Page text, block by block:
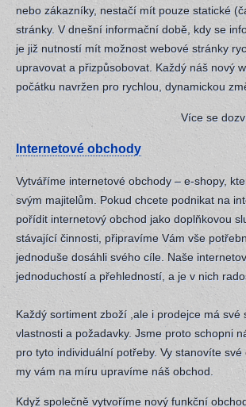
nebo zákazníky, nestačí mít pouze statické
stránky. V dnešní informační době, kdy se
je již nutností mít možnost webové stránky
upravovat a přizpůsobovat. Každý náš nový
počátku navržen pro rychlou, dynamickou
Více se
Internetové obchody
Vytváříme internetové obchody – e-shopy,
svým majitelům. Pokud chcete podnikat na
pořídit internetový obchod jako doplňkovou
stávající činnosti, připravíme Vám vše
jednoduše dosáhli svého cíle. Naše
jednoduchostí a přehledností, a je v nich
Každý sortiment zboží ,ale i prodejce má své
vlastnosti a požadavky. Jsme proto schopni
pro tyto individuální potřeby. Vy stanovíte
my vám na míru upravíme náš obchod.
Když společně vytvoříme nový funkční